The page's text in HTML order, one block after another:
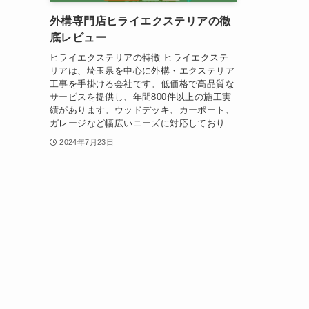
外構専門店ヒライエクステリアの徹
底レビュー
ヒライエクステリアの特徴 ヒライエクステ
リアは、埼玉県を中心に外構・エクステリア
工事を手掛ける会社です。低価格で高品質な
サービスを提供し、年間800件以上の施工実
績があります。ウッドデッキ、カーポート、
ガレージなど幅広いニーズに対応しており...
2024年7月23日